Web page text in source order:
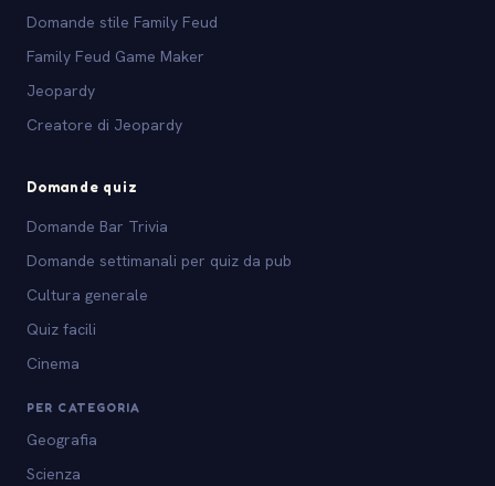
Domande stile Family Feud
Family Feud Game Maker
Jeopardy
Creatore di Jeopardy
Domande quiz
Domande Bar Trivia
Domande settimanali per quiz da pub
Cultura generale
Quiz facili
Cinema
PER CATEGORIA
Geografia
Scienza